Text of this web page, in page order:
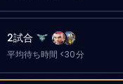
2試合
平均待ち時間 <30分